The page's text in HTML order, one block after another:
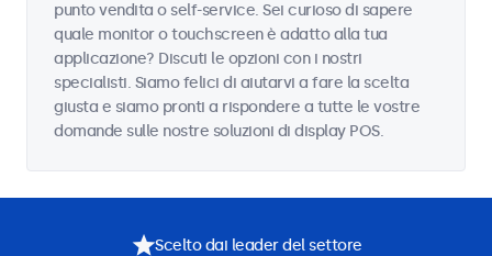
punto vendita o self-service. Sei curioso di sapere
quale monitor o touchscreen è adatto alla tua
applicazione? Discuti le opzioni con i nostri
specialisti. Siamo felici di aiutarvi a fare la scelta
giusta e siamo pronti a rispondere a tutte le vostre
domande sulle nostre soluzioni di display POS.
Scelto dai leader del settore